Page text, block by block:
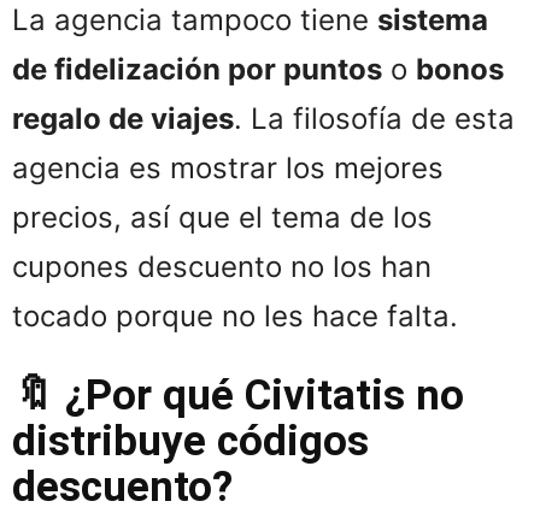
La agencia tampoco tiene sistema
de fidelización por puntos o bonos
regalo de viajes. La filosofía de esta
agencia es mostrar los mejores
precios, así que el tema de los
cupones descuento no los han
tocado porque no les hace falta.
🔖 ¿Por qué Civitatis no
distribuye códigos
descuento?